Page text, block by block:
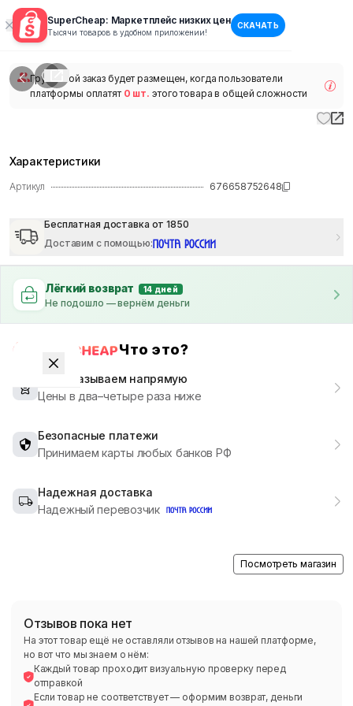
SuperCheap: Маркетплейс низких цен
Тысячи товаров в удобном приложении!
СКАЧАТЬ
1/
Групповой заказ будет размещен, когда пользователи
платформы оплатят 0 шт. этого товара в общей сложности
Характеристики
Артикул 676658752648
Бесплатная доставка от 1850
Доставим с помощью:
Лёгкий возврат 14 дней
Не подошло — вернём деньги
Что это?
Мы заказываем напрямую
Цены в два–четыре раза ниже
Безопасные платежи
Принимаем карты любых банков РФ
Надежная доставка
Надежный перевозчик
Посмотреть магазин
Отзывов пока нет
На этот товар ещё не оставляли отзывов на нашей платформе,
но вот что мы знаем о нём:
Каждый товар проходит визуальную проверку перед
отправкой
Если товар не соответствует — оформим возврат, деньги